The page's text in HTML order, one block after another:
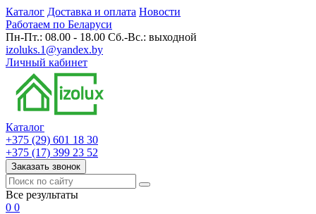
Каталог Доставка и оплата Новости
Работаем по Беларуси
Пн-Пт.: 08.00 - 18.00 Сб.-Вс.: выходной
izoluks.1@yandex.by
Личный кабинет
Каталог
+375 (29) 601 18 30
+375 (17) 399 23 52
Заказать звонок
Все результаты
0 0